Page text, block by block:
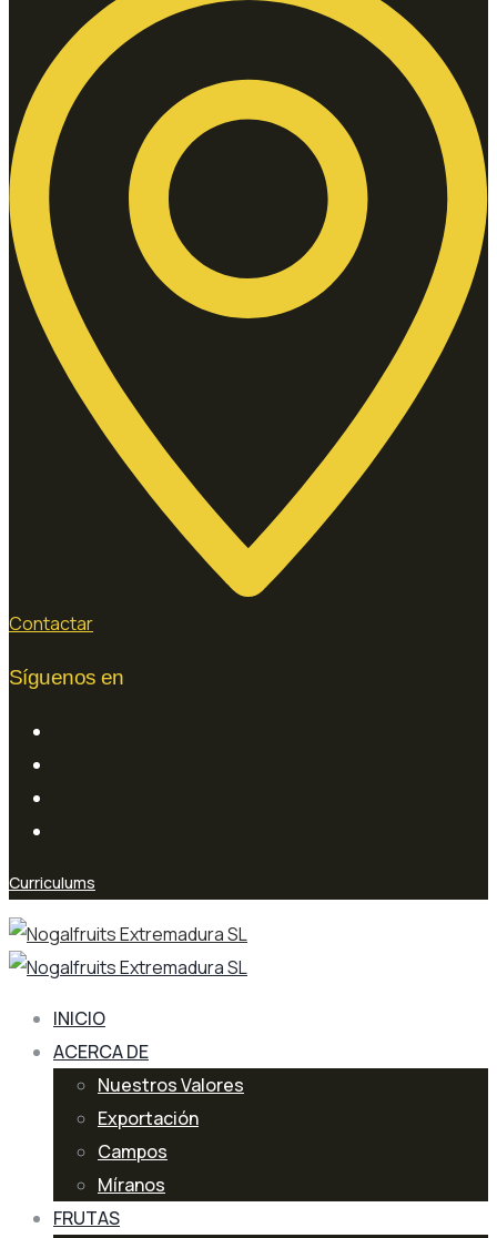
Contactar
Síguenos en
Curriculums
INICIO
ACERCA DE
Nuestros Valores
Exportación
Campos
Míranos
FRUTAS